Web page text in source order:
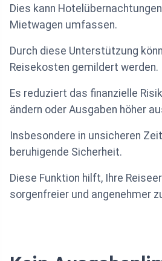
Dies kann
Mietwagen umfassen.
Durch diese Unterstützung
Reisekosten gemildert werden.
Es reduziert das finanzielle
ändern oder Ausgaben höher
Insbesondere in unsicheren
beruhigende Sicherheit.
Diese Funktion hilft, Ihre
sorgenfreier und angenehmer